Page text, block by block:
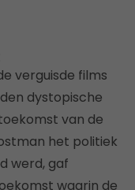
verguisde films
dystopische
van de
het politiek
werd, gaf
waarin de